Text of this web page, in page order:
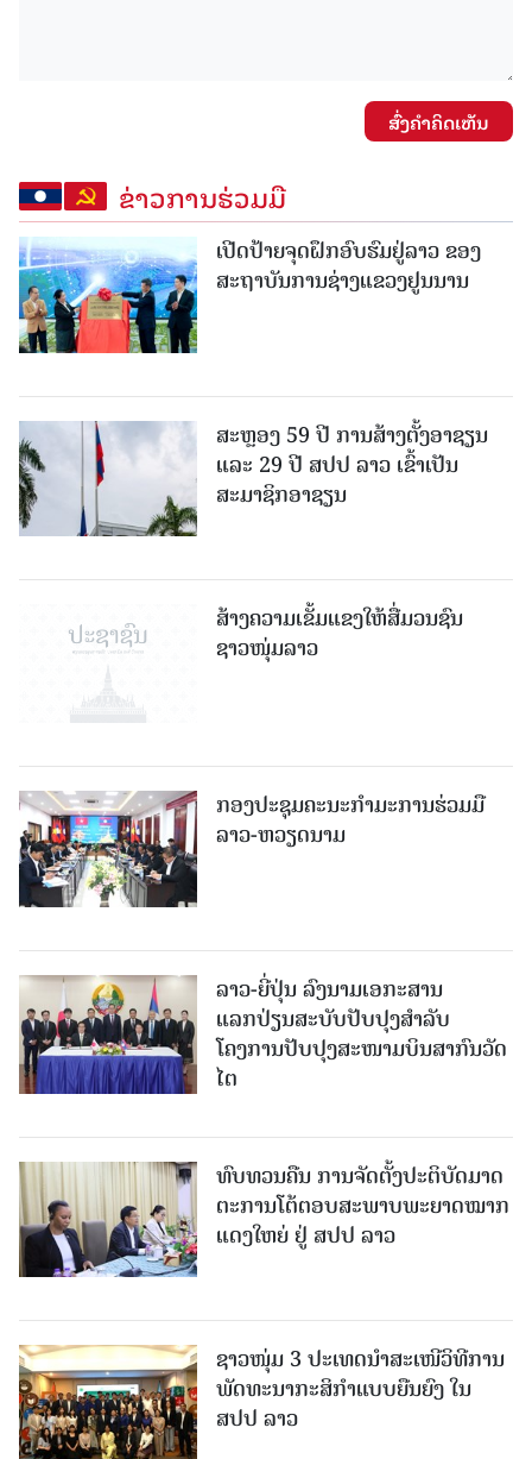
ສົ່ງຄໍາຄິດເຫັນ
ຂ່າວການຮ່ວມມື
ເປີດປ້າຍຈຸດຝຶກອົບຮົມຢູ່ລາວ ຂອງ
ສະຖາບັນການຊ່າງແຂວງຢູນນານ
ສະຫຼອງ 59 ປີ ການສ້າງຕັ້ງອາຊຽນ
ແລະ 29 ປີ ສປປ ລາວ ເຂົ້າເປັນ
ສະມາຊິກອາຊຽນ
ສ້າງຄວາມເຂັ້ມແຂງໃຫ້ສື່ມວນຊົນ
ຊາວໜຸ່ມລາວ
ກອງປະຊຸມຄະນະກຳມະການຮ່ວມມື
ລາວ-ຫວຽດນາມ
ລາວ-ຍີ່ປຸ່ນ ລົງນາມເອກະສານ
ແລກປ່ຽນສະບັບປັບປຸງສໍາລັບ
ໂຄງການປັບປຸງສະໜາມບິນສາກົນວັດ
ໄຕ
ທົບທວນຄືນ ການຈັດຕັ້ງປະຕິບັດມາດ
ຕະການໂຕ້ຕອບສະພາບພະຍາດໝາກ
ແດງໃຫຍ່ ຢູ່ ສປປ ລາວ
ຊາວໜຸ່ມ 3 ປະເທດນຳສະເໜີວິທີການ
ພັດທະນາກະສິກຳແບບຍືນຍົງ ໃນ
ສປປ ລາວ